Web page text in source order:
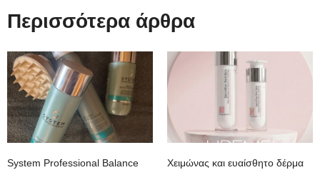
Περισσότερα άρθρα
System Professional Balance
Χειμώνας και ευαίσθητο δέρμα